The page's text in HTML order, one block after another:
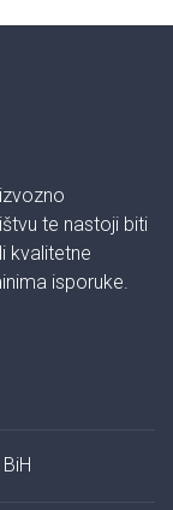
te nastoji biti
kvalitetne
isporuke.